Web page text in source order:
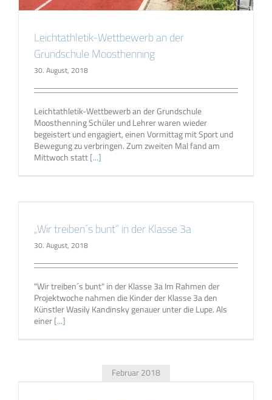
Leichtathletik-Wettbewerb an der
Grundschule Moosthenning
30. August, 2018
Leichtathletik-Wettbewerb an der Grundschule
Moosthenning Schüler und Lehrer waren wieder
begeistert und engagiert, einen Vormittag mit Sport und
Bewegung zu verbringen. Zum zweiten Mal fand am
Mittwoch statt[...]
„Wir treiben´s bunt“ in der Klasse 3a
30. August, 2018
"Wir treiben´s bunt" in der Klasse 3a Im Rahmen der
Projektwoche nahmen die Kinder der Klasse 3a den
Künstler Wasily Kandinsky genauer unter die Lupe. Als
einer[...]
Februar 2018